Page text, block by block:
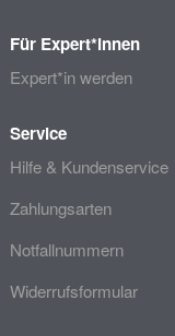
Für Expert*innen
Expert*in werden
Service
Hilfe & Kundenservice
Zahlungsarten
Notfallnummern
Widerrufsformular